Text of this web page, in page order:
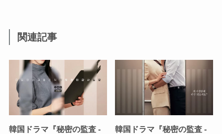
関連記事
韓国ドラマ『秘密の監査 -
韓国ドラマ『秘密の監査 -